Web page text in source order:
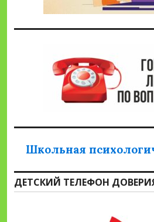
Школьная
ДЕТСКИЙ ТЕЛЕФОН